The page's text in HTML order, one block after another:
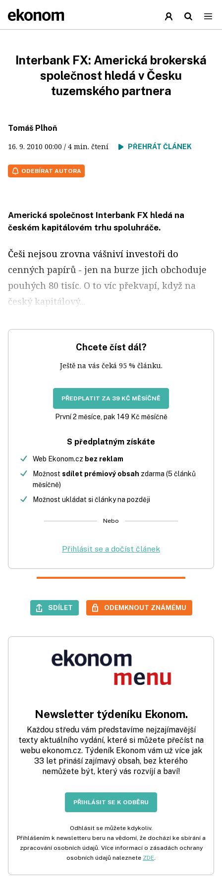
Interbank FX: Americká brokerská
společnost hledá v Česku
tuzemského partnera
Tomáš Plhoň
16. 9. 2010 00:00 / 4 min. čtení PŘEHRÁT ČLÁNEK
ODEBÍRAT AUTORA
Americká společnost Interbank FX hledá na
českém kapitálovém trhu spoluhráče.
Češi nejsou zrovna vášniví investoři do
cenných papírů - jen na burze jich obchoduje
pouhých 80 tisíc. O to víc překvapí, když na
český kapitálový...
Chcete číst dál?
Ještě na vás čeká 95 % článku.
PŘEDPLATIT ZA 39 KČ MĚSÍČNĚ
První 2 měsíce, pak 149 Kč měsíčně
S předplatným získáte
Web Ekonom.cz bez reklam
Možnost sdílet prémiový obsah zdarma (5 článků
měsíčně)
Možnost ukládat si články na později
Nebo
Přihlásit se a dočíst článek
SDÍLET ODEMKNOUT ZNÁMÉMU
Newsletter týdeníku Ekonom.
Každou středu vám představíme nejzajímavější
texty aktuálního vydání, které si můžete přečíst na
webu ekonom.cz. Týdeník Ekonom vám už více jak
33 let přináší zajímavý obsah, bez kterého
nemůžete být, který vás rozvíjí a baví!
PŘIHLÁSIT SE K ODBĚRU
Odhlásit se můžete kdykoliv.
Přihlášením k newsletteru beru na vědomí, že dochází ke sbírání a
zpracování osobních údajů. Více informací o zásadách ochrany
osobních údajů naleznete ZDE.